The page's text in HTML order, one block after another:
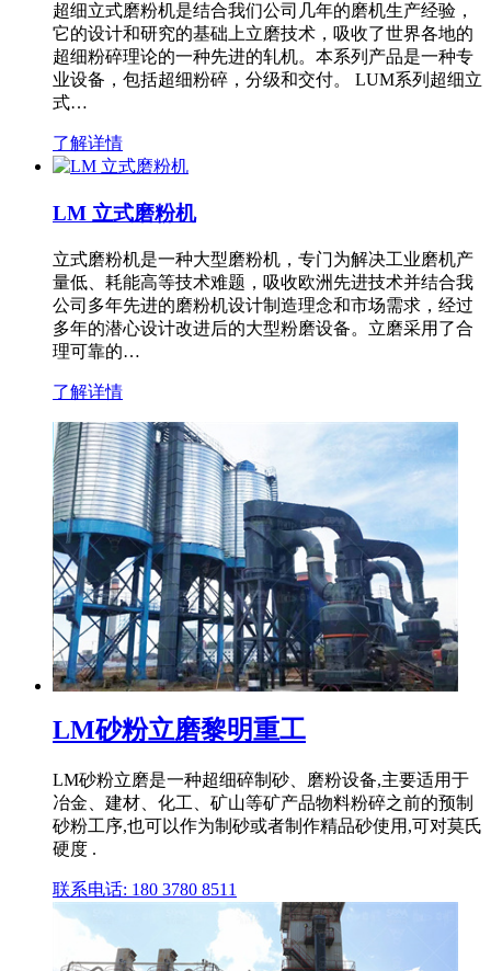
超细立式磨粉机是结合我们公司几年的磨机生产经验，
它的设计和研究的基础上立磨技术，吸收了世界各地的
超细粉碎理论的一种先进的轧机。本系列产品是一种专
业设备，包括超细粉碎，分级和交付。 LUM系列超细立
式…
了解详情
LM 立式磨粉机
立式磨粉机是一种大型磨粉机，专门为解决工业磨机产
量低、耗能高等技术难题，吸收欧洲先进技术并结合我
公司多年先进的磨粉机设计制造理念和市场需求，经过
多年的潜心设计改进后的大型粉磨设备。立磨采用了合
理可靠的…
了解详情
LM砂粉立磨黎明重工
LM砂粉立磨是一种超细碎制砂、磨粉设备,主要适用于
冶金、建材、化工、矿山等矿产品物料粉碎之前的预制
砂粉工序,也可以作为制砂或者制作精品砂使用,可对莫氏
硬度 .
联系电话: 180 3780 8511